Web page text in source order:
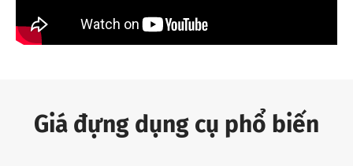
Giá đựng dụng cụ phổ biến